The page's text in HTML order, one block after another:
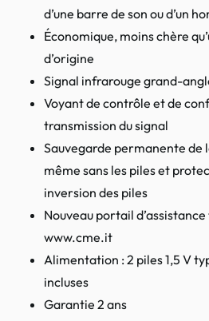
d’une barre de son ou d’un
Économique, moins chère
d’origine
Signal infrarouge grand-
Voyant de contrôle et de
transmission du signal
Sauvegarde permanente de
même sans les piles et
inversion des piles
Nouveau portail
www.cme.it
Alimentation : 2 piles 1,5 V
incluses
Garantie 2 ans